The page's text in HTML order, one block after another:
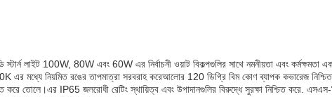
লাইট 100W, 80W এবং 60W এর নির্বাচনী ওয়াট বিকল্পগুলির সাথে নমনীয়তা এবং
মধ্যে নিয়মিত রঙের তাপমাত্রা সরবরাহ করেআলোর 120 ডিগ্রি বিম কোণ ব্যাপক কভারেজ নিশ্চিত
করে তোলে।এর IP65 জলরোধী রেটিং স্থায়িত্ব এবং উপাদানগুলির বিরুদ্ধে সুরক্ষা নিশ্চিত করে.